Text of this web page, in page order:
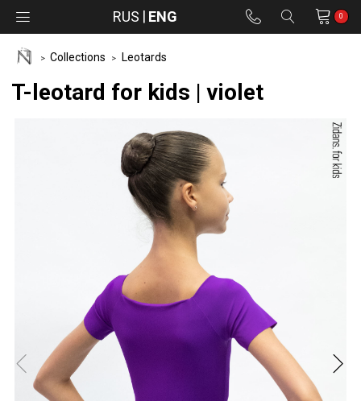
RUS ENG 0
Collections Leotards
T-leotard for kids | violet